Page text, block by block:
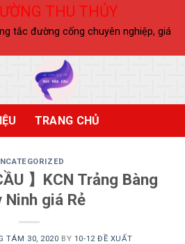
THU THỦY
tắc đường cống chuyên nghiệp, giá
TRANG CHỦ
】KCN Trảng Bàng
Ninh giá Rẻ
TÁM 30, 2020 BY 10-12 ĐỀ XUẤT